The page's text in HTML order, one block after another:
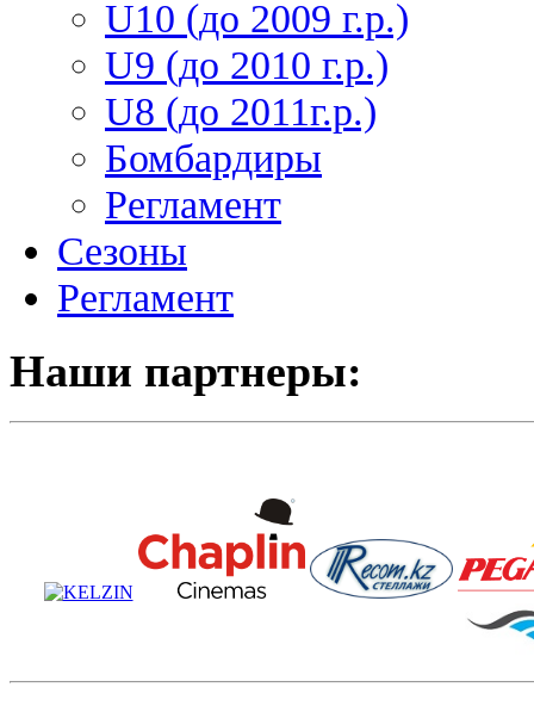
U10 (до 2009 г.р.)
U9 (до 2010 г.р.)
U8 (до 2011г.р.)
Бомбардиры
Регламент
Сезоны
Регламент
Наши партнеры: